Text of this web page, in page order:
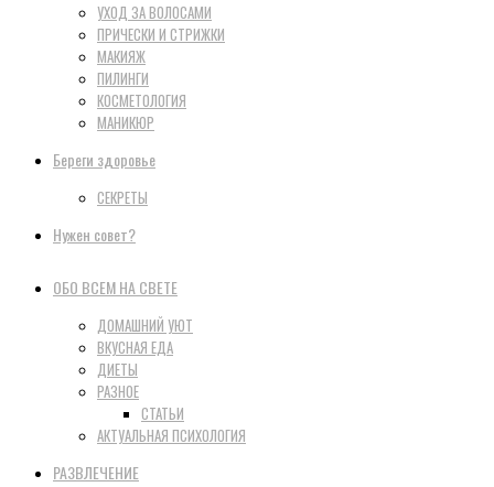
УХОД ЗА ВОЛОСАМИ
ПРИЧЕСКИ И СТРИЖКИ
МАКИЯЖ
ПИЛИНГИ
КОСМЕТОЛОГИЯ
МАНИКЮР
Береги здоровье
СЕКРЕТЫ
Нужен совет?
ОБО ВСЕМ НА СВЕТЕ
ДОМАШНИЙ УЮТ
ВКУСНАЯ ЕДА
ДИЕТЫ
РАЗНОЕ
СТАТЬИ
АКТУАЛЬНАЯ ПСИХОЛОГИЯ
РАЗВЛЕЧЕНИЕ